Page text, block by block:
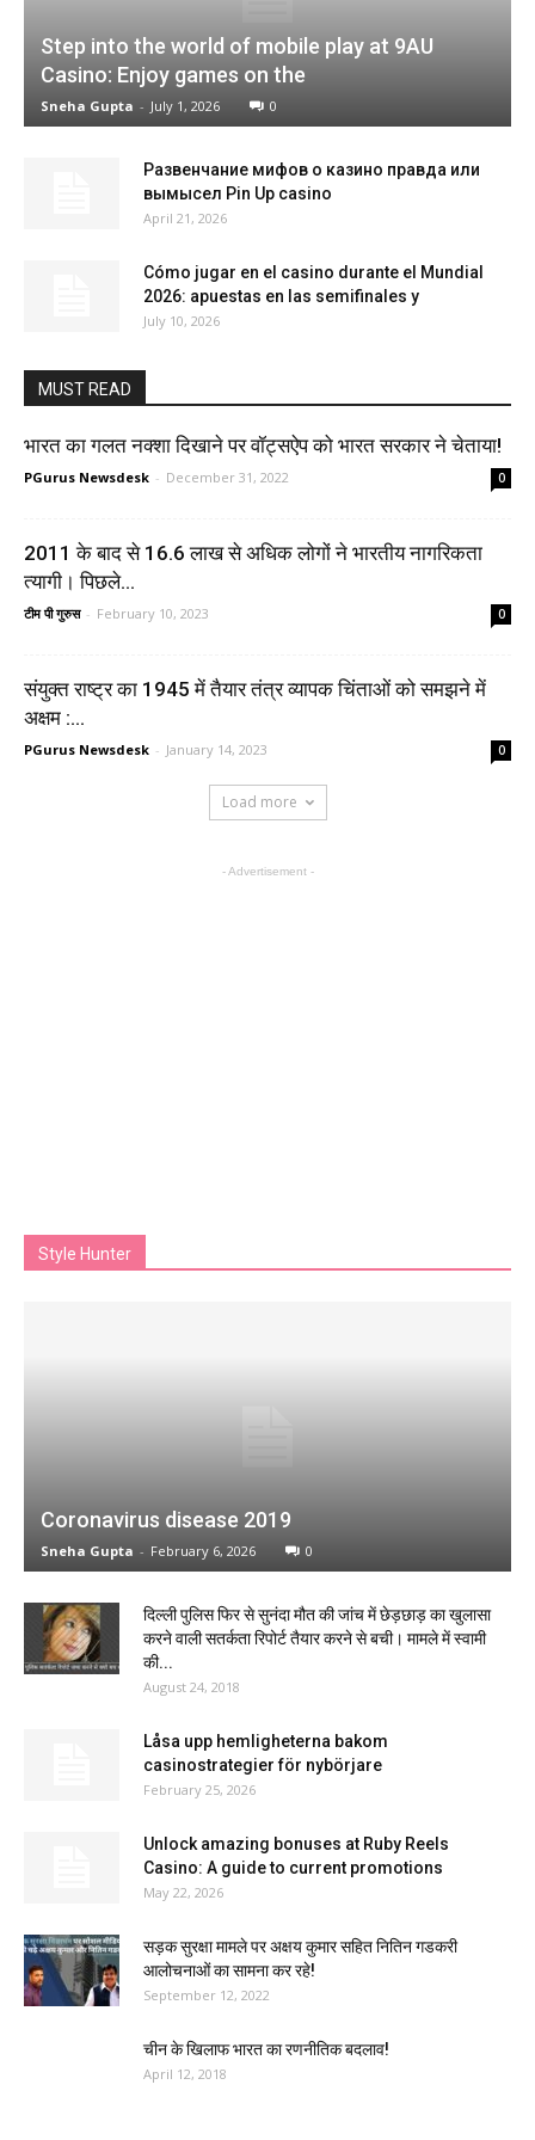
Step into the world of mobile play at 9AU
Casino: Enjoy games on the
Sneha Gupta - July 1, 2026 0
Развенчание мифов о казино правда или
вымысел Pin Up casino
April 21, 2026
Cómo jugar en el casino durante el Mundial
2026: apuestas en las semifinales y
July 10, 2026
MUST READ
भारत का गलत नक्शा दिखाने पर वॉट्सऐप को भारत सरकार ने चेताया!
PGurus Newsdesk - December 31, 2022 0
2011 के बाद से 16.6 लाख से अधिक लोगों ने भारतीय नागरिकता
त्यागी। पिछले...
टीम पी गुरुस - February 10, 2023 0
संयुक्त राष्ट्र का 1945 में तैयार तंत्र व्यापक चिंताओं को समझने में
अक्षम :...
PGurus Newsdesk - January 14, 2023 0
Load more
- Advertisement -
Style Hunter
Coronavirus disease 2019
Sneha Gupta - February 6, 2026 0
दिल्ली पुलिस फिर से सुनंदा मौत की जांच में छेड़छाड़ का खुलासा
करने वाली सतर्कता रिपोर्ट तैयार करने से बची। मामले में स्वामी
की...
August 24, 2018
Låsa upp hemligheterna bakom
casinostrategier för nybörjare
February 25, 2026
Unlock amazing bonuses at Ruby Reels
Casino: A guide to current promotions
May 22, 2026
सड़क सुरक्षा मामले पर अक्षय कुमार सहित नितिन गडकरी
आलोचनाओं का सामना कर रहे!
September 12, 2022
चीन के खिलाफ भारत का रणनीतिक बदलाव!
April 12, 2018